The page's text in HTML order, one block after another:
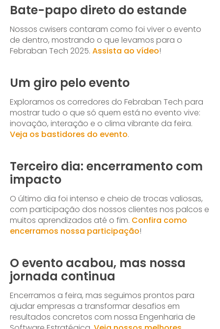
Bate-papo direto do estande
Nossos cwisers contaram como foi viver o evento
de dentro, mostrando o que levamos para o
Febraban Tech 2025. Assista ao vídeo!
Um giro pelo evento
Exploramos os corredores do Febraban Tech para
mostrar tudo o que só quem está no evento vive:
inovação, interação e o clima vibrante da feira.
Veja os bastidores do evento.
Terceiro dia: encerramento com
impacto
O último dia foi intenso e cheio de trocas valiosas,
com participação dos nossos clientes nos palcos e
muitos aprendizados até o fim. Confira como
encerramos nossa participação!
O evento acabou, mas nossa
jornada continua
Encerramos a feira, mas seguimos prontos para
ajudar empresas a transformar desafios em
resultados concretos com nossa Engenharia de